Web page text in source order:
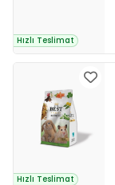
Hızlı Teslimat
Hızlı Teslimat